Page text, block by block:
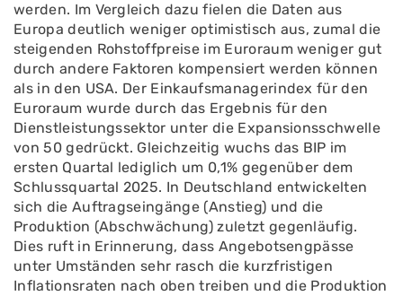
werden. Im Vergleich dazu fielen die Daten aus
Europa deutlich weniger optimistisch aus, zumal die
steigenden Rohstoffpreise im Euroraum weniger gut
durch andere Faktoren kompensiert werden können
als in den USA. Der Einkaufsmanagerindex für den
Euroraum wurde durch das Ergebnis für den
Dienstleistungssektor unter die Expansionsschwelle
von 50 gedrückt. Gleichzeitig wuchs das BIP im
ersten Quartal lediglich um 0,1% gegenüber dem
Schlussquartal 2025. In Deutschland entwickelten
sich die Auftragseingänge (Anstieg) und die
Produktion (Abschwächung) zuletzt gegenläufig.
Dies ruft in Erinnerung, dass Angebotsengpässe
unter Umständen sehr rasch die kurzfristigen
Inflationsraten nach oben treiben und die Produktion